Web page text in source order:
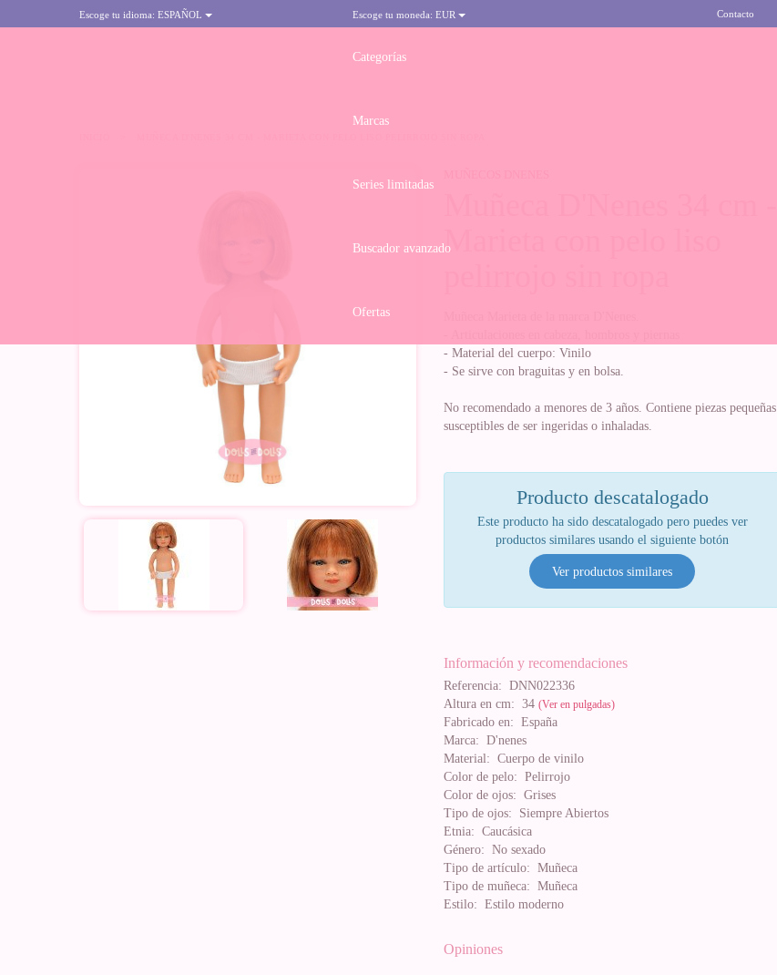
Escoge tu idioma: ESPAÑOL Escoge tu moneda: EUR Contacto
Categorías
Marcas
Series limitadas
Buscador avanzado
Ofertas
Marieta con pelo liso
- Material del cuerpo: Vinilo
- Se sirve con braguitas y en bolsa.
No recomendado a menores de 3 años. Contiene piezas pequeñas
susceptibles de ser ingeridas o inhaladas.
Producto descatalogado
Este producto ha sido descatalogado pero puedes ver
productos similares usando el siguiente botón
Ver productos similares
Información y recomendaciones
Referencia: DNN022336
Altura en cm: 34 (Ver en pulgadas)
Fabricado en: España
Marca: D'nenes
Material: Cuerpo de vinilo
Color de pelo: Pelirrojo
Color de ojos: Grises
Tipo de ojos: Siempre Abiertos
Etnia: Caucásica
Género: No sexado
Tipo de artículo: Muñeca
Tipo de muñeca: Muñeca
Estilo: Estilo moderno
Opiniones